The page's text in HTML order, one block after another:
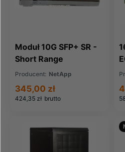
Moduł 10G SFP+ SR -
Short Range
Producent: NetApp
424,35 zł brutto
345,00 zł